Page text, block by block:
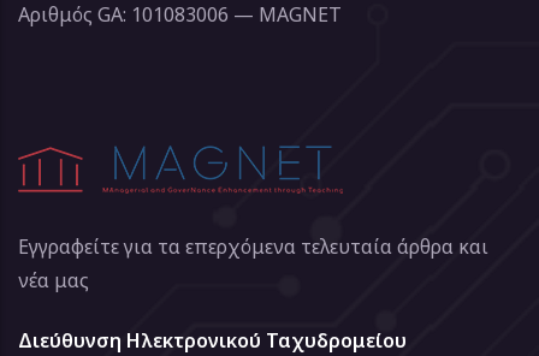
Αριθμός GA: 101083006 — MAGNET
Εγγραφείτε για τα επερχόμενα τελευταία άρθρα και
νέα μας
Διεύθυνση Ηλεκτρονικού Ταχυδρομείου